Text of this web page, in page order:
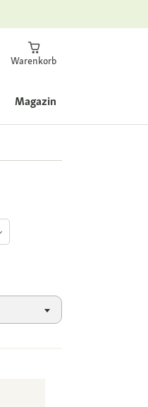
Warenkorb
Magazin